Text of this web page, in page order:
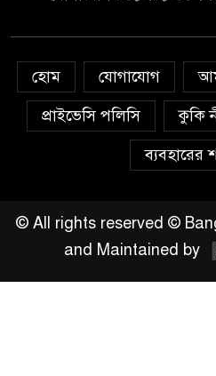
মাদক
লুটপাট
উঠান বৈঠক
হোম যোগাযোগ
প্রাইভেসি পলিসি
কুকি
ব্যবহারের
© All rights reserved ©
and Maintained by